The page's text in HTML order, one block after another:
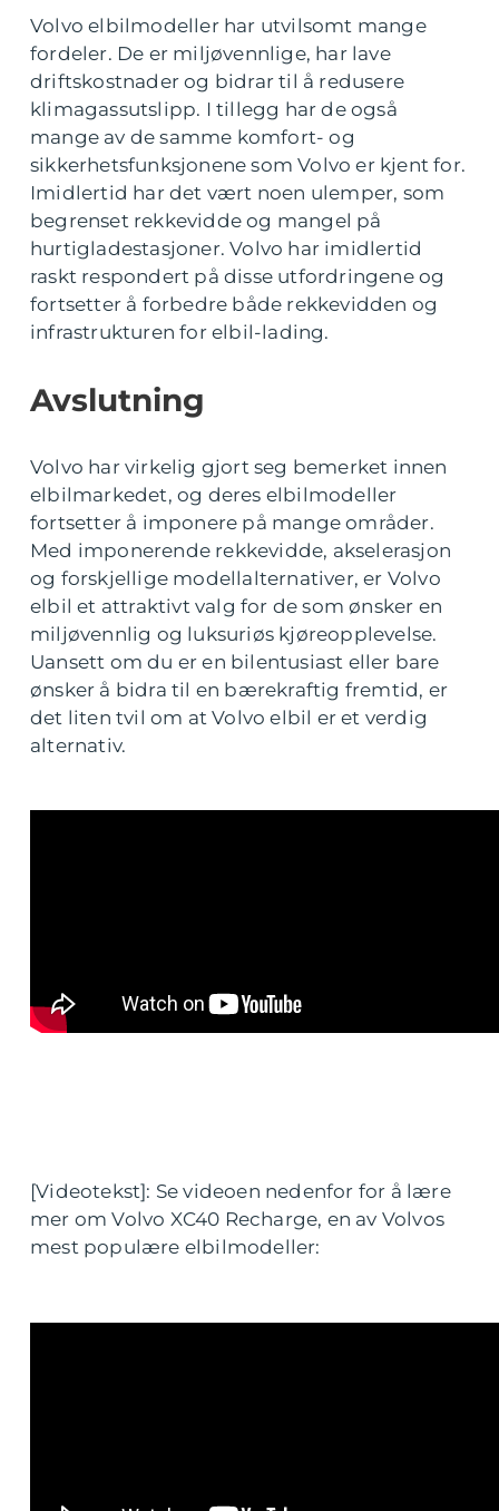
Volvo elbilmodeller har utvilsomt mange
fordeler. De er miljøvennlige, har lave
driftskostnader og bidrar til å redusere
klimagassutslipp. I tillegg har de også
mange av de samme komfort- og
sikkerhetsfunksjonene som Volvo er kjent for.
Imidlertid har det vært noen ulemper, som
begrenset rekkevidde og mangel på
hurtigladestasjoner. Volvo har imidlertid
raskt respondert på disse utfordringene og
fortsetter å forbedre både rekkevidden og
infrastrukturen for elbil-lading.
Avslutning
Volvo har virkelig gjort seg bemerket innen
elbilmarkedet, og deres elbilmodeller
fortsetter å imponere på mange områder.
Med imponerende rekkevidde, akselerasjon
og forskjellige modellalternativer, er Volvo
elbil et attraktivt valg for de som ønsker en
miljøvennlig og luksuriøs kjøreopplevelse.
Uansett om du er en bilentusiast eller bare
ønsker å bidra til en bærekraftig fremtid, er
det liten tvil om at Volvo elbil er et verdig
alternativ.
[Videotekst]: Se videoen nedenfor for å lære
mer om Volvo XC40 Recharge, en av Volvos
mest populære elbilmodeller: